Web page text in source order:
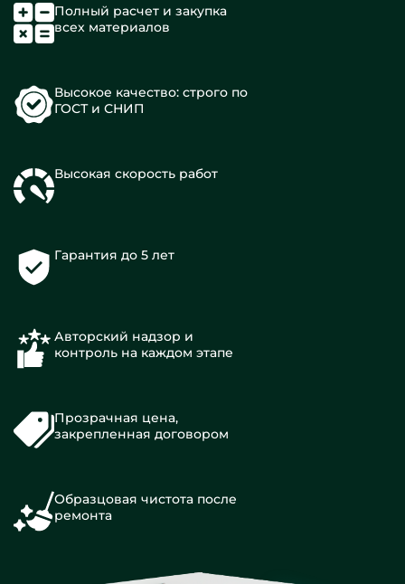
Полный расчет и закупка
всех материалов
Высокое качество: строго по
ГОСТ и СНИП
Высокая скорость работ
Гарантия до 5 лет
Авторский надзор и
контроль на каждом этапе
Прозрачная цена,
закрепленная договором
Образцовая чистота после
ремонта